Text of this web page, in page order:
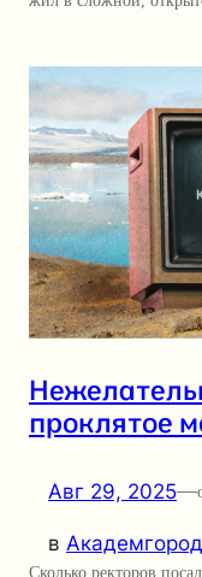
проклятое
Авг 29, 2025—
в
Сколько ректоров